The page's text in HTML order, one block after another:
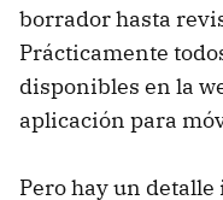
borrador hasta
Prácticamente
disponibles en la
aplicación para
Pero hay un